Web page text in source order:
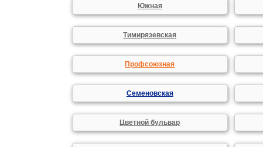
Южная
Тимирязевская
Профсоюзная
Семеновская
Цветной бульвар